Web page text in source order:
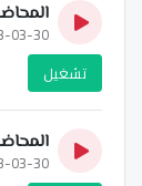
30 16:05:50
تشغيل
30 16:06:30